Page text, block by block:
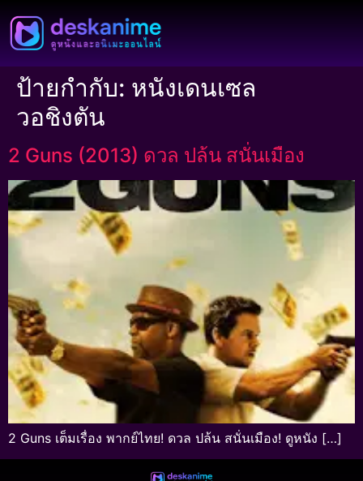
ป้ายกำกับ: หนังเดนเซล
วอชิงตัน
2 Guns (2013) ดวล ปล้น สนั่นเมือง
2 Guns เต็มเรื่อง พากย์ไทย! ดวล ปล้น สนั่นเมือง! ดูหนัง […]